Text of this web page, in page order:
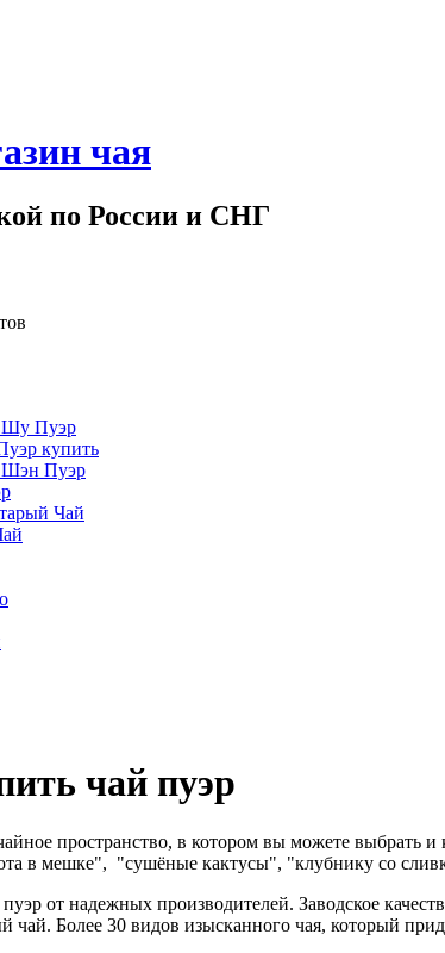
чая
по России и СНГ
Шу Пуэр
купить
Шэн Пуэр
Чай
чай пуэр
пространство, в котором вы можете выбрать и
в мешке", "сушёные кактусы", "клубнику со
от надежных производителей. Заводское
чай. Более 30 видов изысканного чая, который